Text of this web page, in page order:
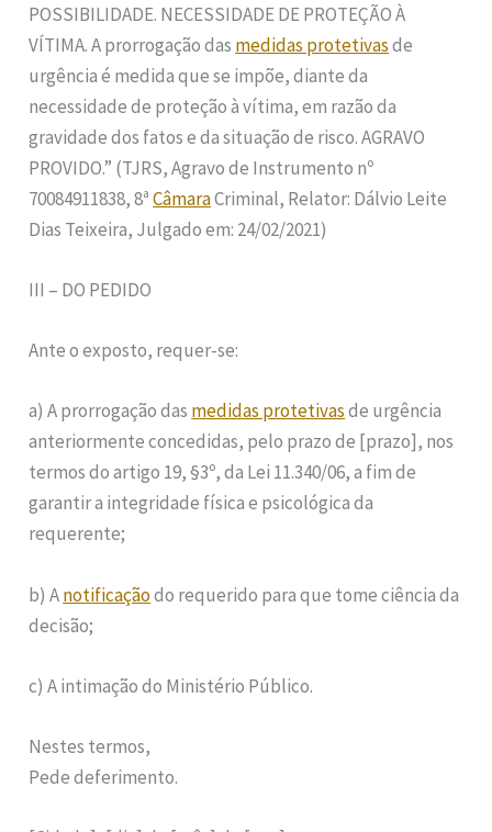
POSSIBILIDADE. NECESSIDADE DE PROTEÇÃO À
VÍTIMA. A prorrogação das medidas protetivasde
urgência é medida que se impõe, diante da
necessidade de proteção à vítima, em razão da
gravidade dos fatos e da situação de risco. AGRAVO
PROVIDO.” (TJRS, Agravo de Instrumento nº
70084911838, 8ªCâmaraCriminal, Relator: Dálvio Leite
Dias Teixeira, Julgado em: 24/02/2021)
III – DO PEDIDO
Ante o exposto, requer-se:
a) A prorrogação das medidas protetivasde urgência
anteriormente concedidas, pelo prazo de [prazo], nos
termos do artigo 19, §3º, da Lei 11.340/06, a fim de
garantir a integridade física e psicológica da
requerente;
b) Anotificaçãodo requerido para que tome ciência da
decisão;
c) A intimação do Ministério Público.
Nestes termos,
Pede deferimento.